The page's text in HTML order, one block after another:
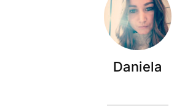
Daniela